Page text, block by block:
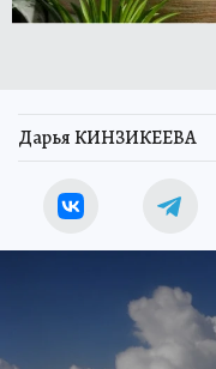
Дарья КИНЗИКЕЕВА